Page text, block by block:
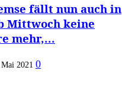
fällt nun auch in
Mittwoch keine
mehr,...
2021 0